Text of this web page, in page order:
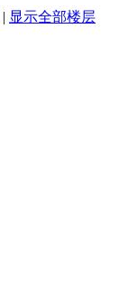
| 显示全部楼层